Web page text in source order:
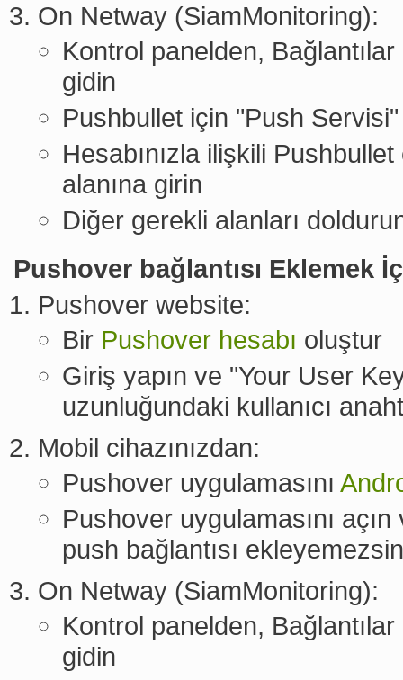
On Netway (SiamMonitoring):
Kontrol panelden,
gidin
Pushbullet için "Push
Hesabınızla ilişkili
alanına girin
Diğer gerekli alanları
Pushover bağlantısı Eklemek
Pushover website:
Bir Pushover hesabı oluştur
Giriş yapın ve "Your User
uzunluğundaki kullanıcı
Mobil cihazınızdan:
Pushover uygulamasını
Pushover uygulamasını
push bağlantısı
On Netway (SiamMonitoring):
Kontrol panelden,
gidin